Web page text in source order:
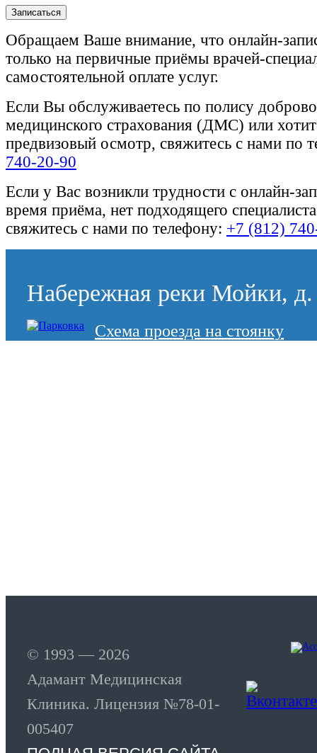
Записаться
Обращаем Ваше внимание, что онлайн-
только на первичные приёмы врачей-
самостоятельной оплате услуг.
Если Вы обслуживаетесь по полису
медицинского страхования (ДМС) или
предвизовый осмотр, свяжитесь с нами по
740-20-90
Если у Вас возникли трудности с онлайн-
время приёма, нет подходящего
свяжитесь с нами по телефону: +7 (812)
Набережная реки Мойки,
Схема проезда на стоянку
© 1993 — 2026
Адамант Медицинская
Клиника. Лицензия №78-01-
005407